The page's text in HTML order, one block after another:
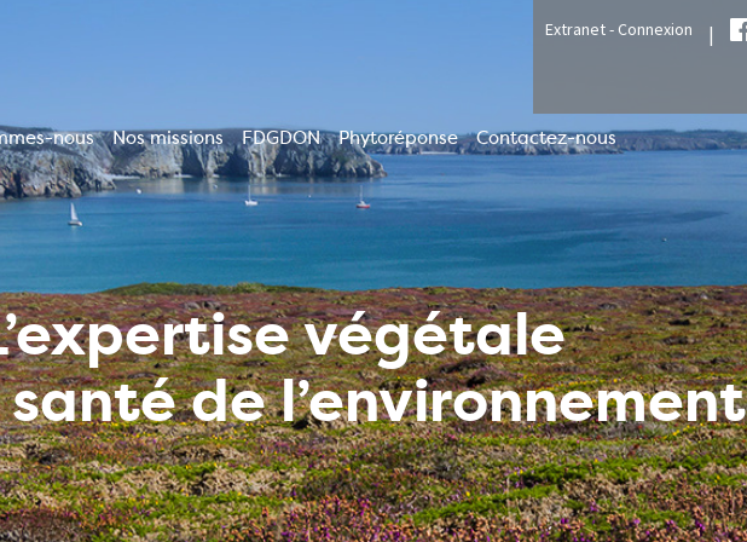
Extranet - Connexion |
nous Nos missions FDGDON Phytoréponse Contactez-nous
végétale
de l’environnement